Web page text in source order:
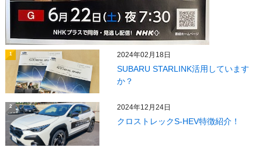
1 2024年02月18日
SUBARU STARLINK活用しています
か？
2 2024年12月24日
クロストレックS-HEV特徴紹介！